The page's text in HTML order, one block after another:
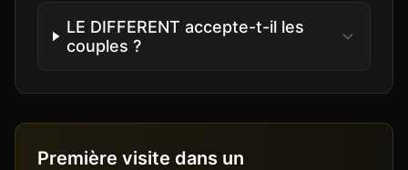
LE DIFFERENT accepte-t-il les
couples ?
Première visite dans un